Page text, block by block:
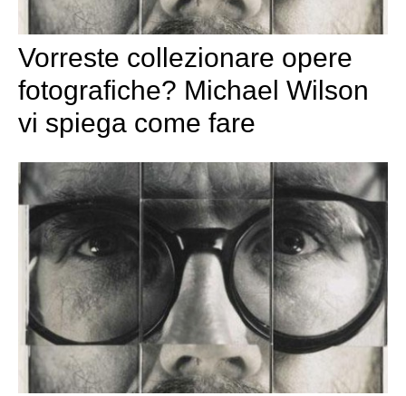
Vorreste collezionare opere
fotografiche? Michael Wilson
vi spiega come fare